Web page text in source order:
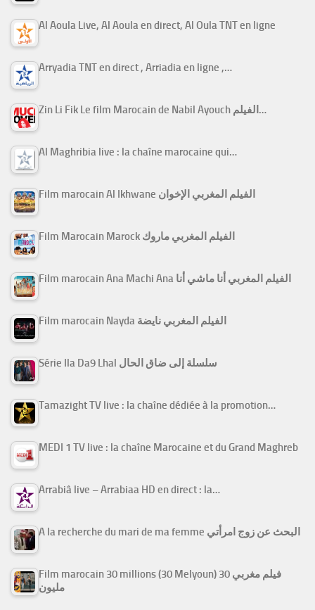
Al Aoula Live, Al Aoula en direct, Al Oula TNT en ligne
Arryadia TNT en direct , Arriadia en ligne ,…
Zin Li Fik Le film Marocain de Nabil Ayouch الفيلم…
Al Maghribia live : la chaîne marocaine qui…
Film marocain Al Ikhwane الفيلم المغربي الإخوان
Film Marocain Marock الفيلم المغربي ماروك
Film marocain Ana Machi Ana الفيلم المغربي أنا ماشي أنا
Film marocain Nayda الفيلم المغربي نايضة
Série Ila Da9 Lhal سلسلة إلى ضاق الحال
Tamazight TV live : la chaîne dédiée à la promotion…
MEDI 1 TV live : la chaîne Marocaine et du Grand Maghreb
Arrabiâ live – Arrabiaa HD en direct : la…
A la recherche du mari de ma femme البحث عن زوج امرأتي
Film marocain 30 millions (30 Melyoun) فيلم مغربي 30
مليون